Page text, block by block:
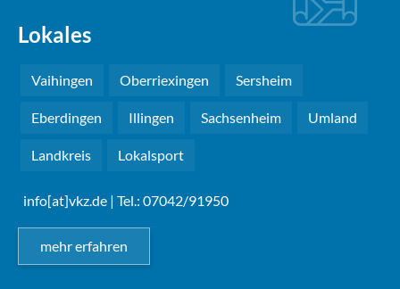
Lokales
Vaihingen Oberriexingen Sersheim
Eberdingen Illingen Sachsenheim Umland
Landkreis Lokalsport
info[at]vkz.de | Tel.: 07042/91950
mehr erfahren